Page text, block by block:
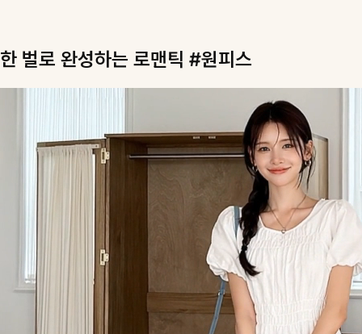
한 벌로 완성하는 로맨틱 #원피스